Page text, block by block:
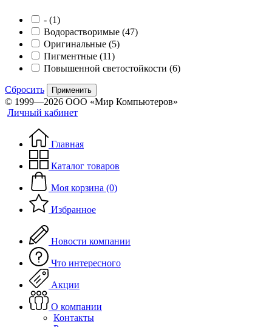
- (1)
Водорастворимые (47)
Оригинальные (5)
Пигментные (11)
Повышенной светостойкости (6)
Сбросить Применить
© 1999—2026 ООО «Мир Компьютеров»
Личный кабинет
Главная
Каталог товаров
Моя корзина (0)
Избранное
Новости компании
Что интересного
Акции
О компании
Контакты